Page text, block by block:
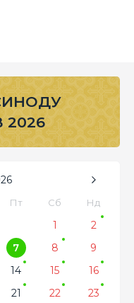
2026
Пт Сб Нд
1
2
7 8
9
14 15
16
21 22
23